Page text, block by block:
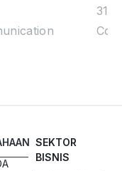
31
SEKTOR
BISNIS